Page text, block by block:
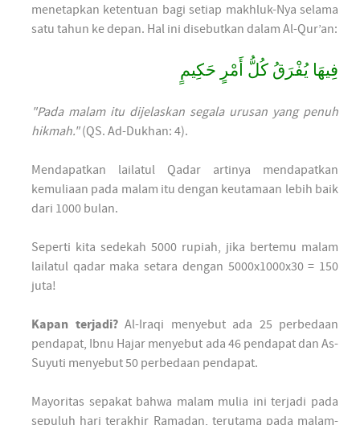
menetapkan ketentuan bagi setiap makhluk-Nya selama
satu tahun ke depan. Hal ini disebutkan dalam Al-Qur’an:
فِيهَا يُفْرَقُ كُلُّ أَمْرٍ حَكِيمٍ
"Pada malam itu dijelaskan segala urusan yang penuh
hikmah."(QS. Ad-Dukhan: 4).
Mendapatkan lailatul Qadar artinya mendapatkan
kemuliaan pada malam itu dengan keutamaan lebih baik
dari 1000 bulan.
Seperti kita sedekah 5000 rupiah, jika bertemu malam
lailatul qadar maka setara dengan 5000x1000x30 = 150
juta!
Kapan terjadi?Al-Iraqi menyebut ada 25 perbedaan
pendapat, Ibnu Hajar menyebut ada 46 pendapat dan As-
Suyuti menyebut 50 perbedaan pendapat.
Mayoritas sepakat bahwa malam mulia ini terjadi pada
sepuluh hari terakhir Ramadan, terutama pada malam-